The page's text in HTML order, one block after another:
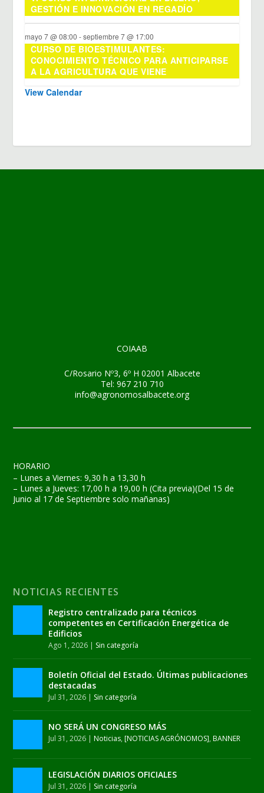
GESTIÓN E INNOVACIÓN EN REGADÍO
mayo 7 @ 08:00 -septiembre 7 @ 17:00
CURSO DE BIOESTIMULANTES:
CONOCIMIENTO TÉCNICO PARA ANTICIPARSE
A LA AGRICULTURA QUE VIENE
View Calendar
COIAAB
C/Rosario Nº3, 6º H 02001 Albacete
Tel: 967 210 710
info@agronomosalbacete.org
HORARIO
– Lunes a Viernes: 9,30 h a 13,30 h
– Lunes a Jueves: 17,00 h a 19,00 h (Cita previa)(Del 15 de
Junio al 17 de Septiembre solo mañanas)
NOTICIAS RECIENTES
Registro centralizado para técnicos
competentes en Certificación Energética de
Edificios
Ago 1, 2026 | Sin categoría
Boletín Oficial del Estado. Últimas publicaciones
destacadas
Jul 31, 2026 | Sin categoría
NO SERÁ UN CONGRESO MÁS
Jul 31, 2026 |Noticias,[NOTICIAS AGRÓNOMOS],BANNER
LEGISLACIÓN DIARIOS OFICIALES
Jul 31, 2026 | Sin categoría